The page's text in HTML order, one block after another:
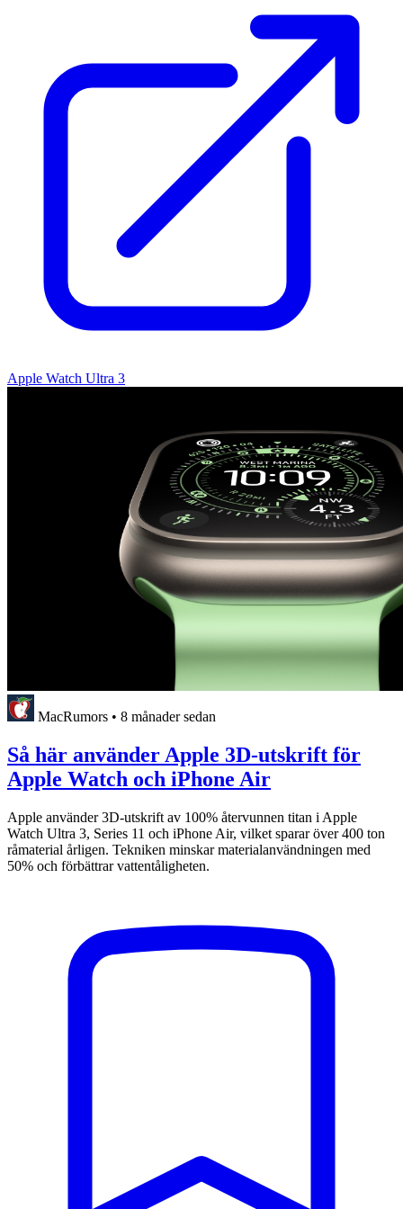
Apple Watch Ultra 3
MacRumors • 8 månader sedan
Så här använder Apple 3D-utskrift för
Apple Watch och iPhone Air
Apple använder 3D-utskrift av 100% återvunnen titan i Apple
Watch Ultra 3, Series 11 och iPhone Air, vilket sparar över 400 ton
råmaterial årligen. Tekniken minskar materialanvändningen med
50% och förbättrar vattentåligheten.